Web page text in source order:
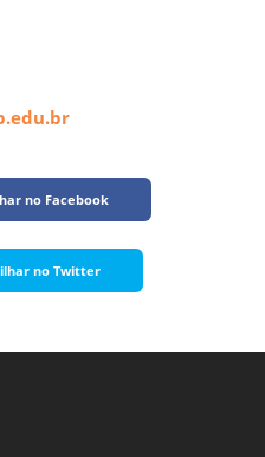
no Facebook
no Twitter